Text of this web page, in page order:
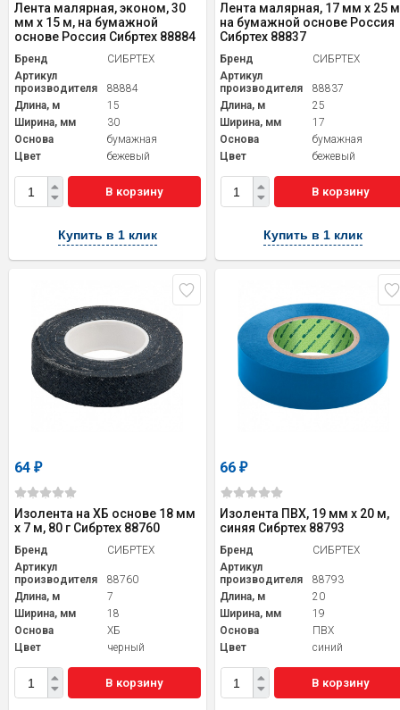
Лента малярная, эконом, 30
мм x 15 м, на бумажной
основе Россия Сибртех 88884
Бренд
СИБРТЕХ
Артикул
производителя
88884
Длина, м
15
Ширина, мм
30
Основа
бумажная
Цвет
бежевый
В корзину
Купить в 1 клик
Лента малярная, 17 мм х 25
на бумажной основе Россия
Сибртех 88837
Бренд
СИБРТЕХ
Артикул
производителя
88837
Длина, м
25
Ширина, мм
17
Основа
бумажная
Цвет
бежевый
В корзину
Купить в 1 клик
64 ₽
Изолента на ХБ основе 18 мм
х 7 м, 80 г Сибртех 88760
Бренд
СИБРТЕХ
Артикул
производителя
88760
Длина, м
7
Ширина, мм
18
Основа
ХБ
Цвет
черный
В корзину
66₽
Изолента ПВХ, 19 мм х 20 м,
синяя Сибртех 88793
Бренд
СИБРТЕХ
Артикул
производителя
88793
Длина, м
20
Ширина, мм
19
Основа
ПВХ
Цвет
синий
В корзину